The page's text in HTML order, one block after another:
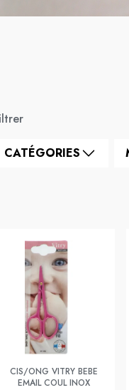
CATÉGORIES
CIS/ONG VITRY BEBE
EMAIL COUL INOX